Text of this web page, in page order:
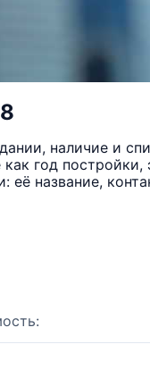
наличие и
год постройки,
название,